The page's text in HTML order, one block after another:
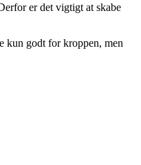
er det vigtigt at skabe
kun godt for kroppen, men